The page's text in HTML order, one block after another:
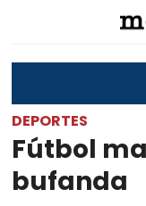
DEPORTES
Fútbol
bufanda